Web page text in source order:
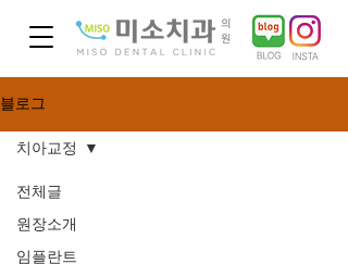
블로그
전체글
원장소개
임플란트
치아교정
치아교